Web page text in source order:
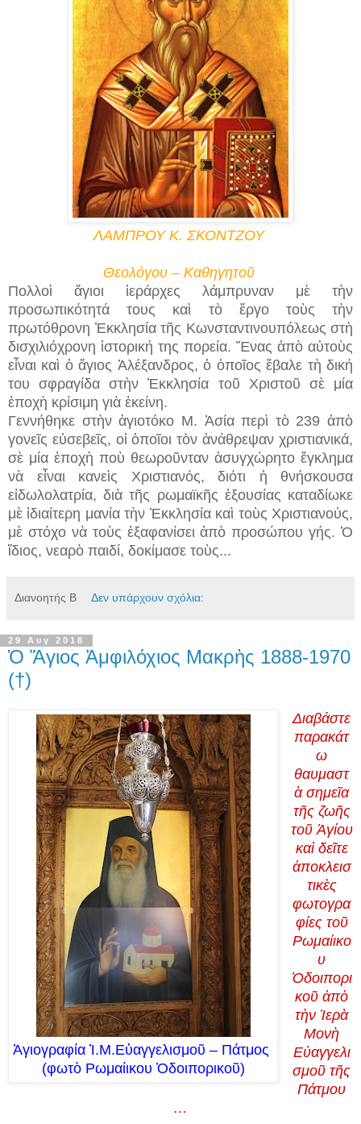
ΛΑΜΠΡΟΥ Κ. ΣΚΟΝΤΖΟΥ
Θεολόγου – Καθηγητοῦ
Πολλοὶ ἅγιοι ἱεράρχες λάμπρυναν μὲ τὴν
προσωπικότητά τους καὶ τὸ ἔργο τοὺς τὴν
πρωτόθρονη Ἐκκλησία τῆς Κωνσταντινουπόλεως στὴ
δισχιλιόχρονη ἱστορική της πορεία. Ἕνας ἀπὸ αὐτοὺς
εἶναι καὶ ὁ ἅγιος Ἀλέξανδρος, ὁ ὁποῖος ἔβαλε τὴ δική
του σφραγίδα στὴν Ἐκκλησία τοῦ Χριστοῦ σὲ μία
ἐποχὴ κρίσιμη γιὰ ἐκείνη.
Γεννήθηκε στὴν ἁγιοτόκο Μ. Ἀσία περὶ τὸ 239 ἀπὸ
γονεῖς εὐσεβεῖς, οἱ ὁποῖοι τὸν ἀνάθρεψαν χριστιανικά,
σὲ μία ἐποχὴ ποὺ θεωροῦνταν ἀσυγχώρητο ἔγκλημα
νὰ εἶναι κανεὶς Χριστιανός, διότι ἡ θνήσκουσα
εἰδωλολατρία, διὰ τῆς ρωμαϊκῆς ἐξουσίας καταδίωκε
μὲ ἰδιαίτερη μανία τὴν Ἐκκλησία καὶ τοὺς Χριστιανούς,
μὲ στόχο νὰ τοὺς ἐξαφανίσει ἀπὸ προσώπου γής. Ὁ
ἴδιος, νεαρὸ παιδί, δοκίμασε τοὺς...
Διανοητής Β Δεν υπάρχουν σχόλια:
29 Αυγ 2018
Ὁ Ἅγιος Ἀμφιλόχιος Μακρὴς 1888-1970
(†)
Ἁγιογραφία Ἱ.Μ.Εὐαγγελισμοῦ – Πάτμος
(φωτὸ Ρωμαίικου Ὁδοιπορικοῦ)
Διαβάστε
παρακάτ
ω
θαυμαστ
ὰ σημεῖα
τῆς ζωῆς
τοῦ Ἁγίου
καὶ δεῖτε
ἀποκλεισ
τικὲς
φωτογρα
φίες τοῦ
Ρωμαίικο
υ
Ὁδοιπορι
κοῦ ἀπὸ
τὴν Ἱερὰ
Μονὴ
Εὐαγγελι
σμοῦ τῆς
Πάτμου
…